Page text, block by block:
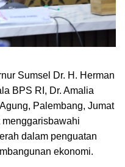
Sumsel Dr. H. Herman
BPS RI, Dr. Amalia
Palembang, Jumat
menggarisbawahi
dalam penguatan
ekonomi.